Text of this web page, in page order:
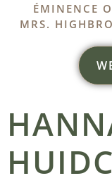
ÉMINENCE
MRS.